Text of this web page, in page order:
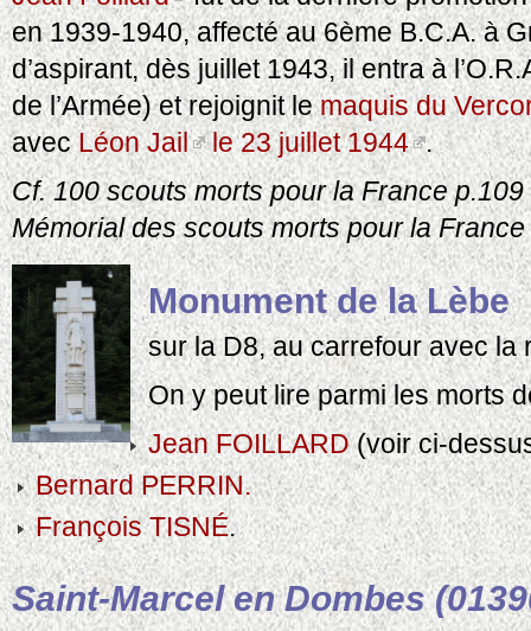
en 1939-1940, affecté au 6ème B.C.A. à
d’aspirant, dès juillet 1943, il entra à
de l’Armée) et rejoignit lemaquis du
avecLéon Jail le 23 juillet 1944 .
Cf. 100 scouts morts pour la France
Mémorial des scouts morts pour la
Monument de la Lèbe
sur la D8, au carrefour avec la
On y peut lire parmi les morts
Jean FOILLARD(voir ci-
Bernard PERRIN.
François TISNÉ.
Saint-Marcel en Dombes